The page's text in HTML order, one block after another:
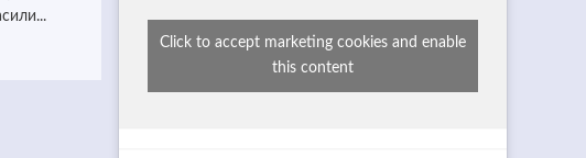
Click to accept marketing cookies and enable
this content